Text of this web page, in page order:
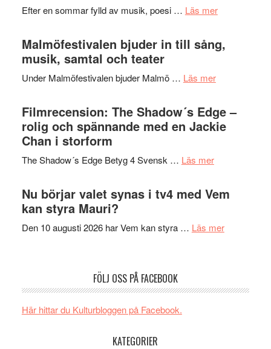
terräng
Efter en sommar fylld av musik, poesi … Läs merom
Hannes
Pöntinen
avslutar
Malmöfestivalen bjuder in till sång,
musik, samtal och teater
Under Malmöfestivalen bjuder Malmö … Läs merom
in
till
och
Filmrecension: The Shadow´s Edge –
rolig och spännande med en Jackie
Chan i storform
The Shadow´s Edge Betyg 4 Svensk … Läs merom
Shadow
Edge
spännande
Nu börjar valet synas i tv4 med Vem
kan styra Mauri?
Den 10 augusti 2026 har Vem kan styra … Läs merom
FÖLJ OSS PÅ FACEBOOK
Här hittar du Kulturbloggen på Facebook.
KATEGORIER